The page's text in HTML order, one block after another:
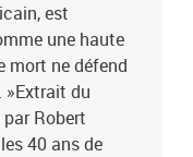
est
une haute
mort ne défend
»Extrait du
Robert
40 ans de